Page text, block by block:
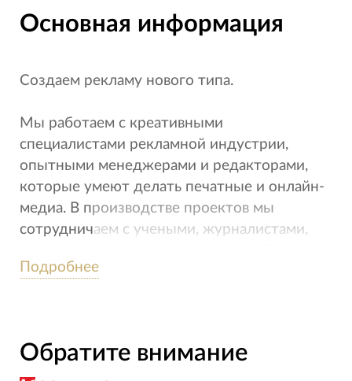
Основная информация
Создаем рекламу нового типа.
Мы работаем с креативными
специалистами рекламной индустрии,
опытными менеджерами и редакторами,
которые умеют делать печатные и онлайн-
медиа. В производстве проектов мы
сотрудничаем с учеными, журналистами,
результат был оригинальным, умным и
Подробнее
Обратите внимание